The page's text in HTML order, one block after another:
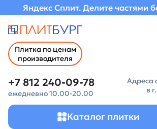
Яндекс Сплит. Делите частями
Плитка по ценам
производителя
+7 812 240-09-78
ежедневно 10.00-20.00
Адреса
в
Каталог плитки